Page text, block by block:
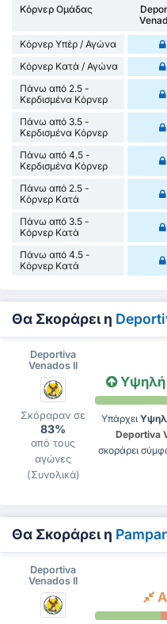
Κόρνερ Ομάδας
Κόρνερ Υπέρ / Αγώνα
Κόρνερ Κατά / Αγώνα
Πάνω από 2.5 -
Κερδισμένα Κόρνερ
Πάνω από 3.5 -
Κερδισμένα Κόρνερ
Πάνω από 4.5 -
Κερδισμένα Κόρνερ
Πάνω από 2.5 -
Κόρνερ Κατά
Πάνω από 3.5 -
Κόρνερ Κατά
Πάνω από 4.5 -
Κόρνερ Κατά
Θα Σκοράρει η
Deportiva
Venados II
Σκόραραν σε
83%
από τους
αγώνες
(Συνολικά)
Υψηλή
Υπάρχει
Deportiva
σκοράρει
Θα Σκοράρει η
Deportiva
Venados II